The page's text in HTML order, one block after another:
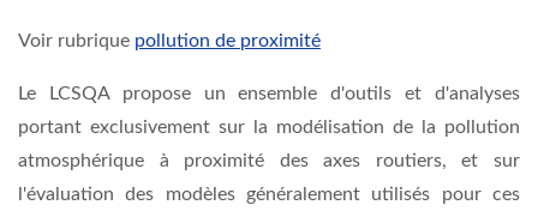
Voir rubrique pollution de proximité
Le LCSQA propose un ensemble d'outils et d'analyses
portant exclusivement sur la modélisation de la pollution
atmosphérique à proximité des axes routiers, et sur
l'évaluation des modèles généralement utilisés pour ces